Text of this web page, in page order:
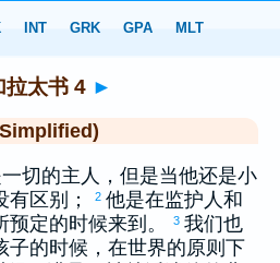
拉太书 4 ►
切的主人，但是当他还是小
有区别；
2 他是在监护人和
定的时候来到。
3 我们也
子的时候，在世界的原则下